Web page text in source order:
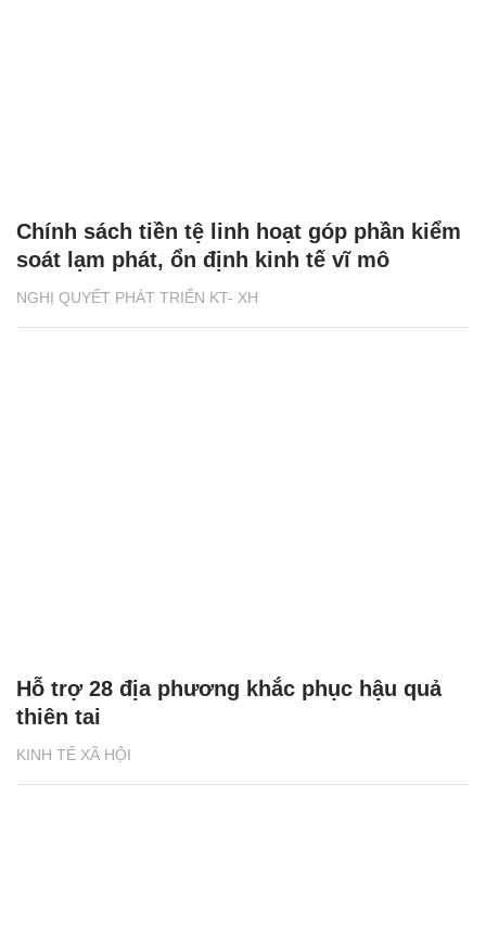
NGHỊ QUYẾT PHÁT TRIỂN KT- XH
Chính sách tiền tệ linh hoạt góp phần kiểm
soát lạm phát, ổn định kinh tế vĩ mô
KINH TẾ XÃ HỘI
Hỗ trợ 28 địa phương khắc phục hậu quả
thiên tai